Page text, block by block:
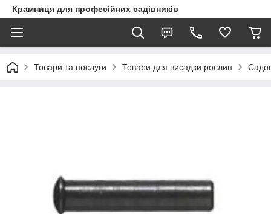
Крамниця для професійних садівників
Товари та послуги Товари для висадки рослин